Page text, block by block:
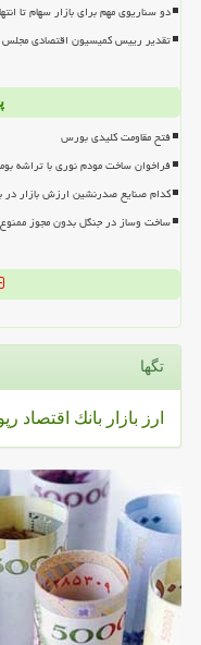
دو سناریوی مهم برای بازار سهام تا
تقدیر رییس کمیسیون اقتصادی مجلس
فتح مقاومت کلیدی بورس
فراخوان ساخت مودم نوری با تراشه
کدام صنایع صدرنشین ارزش بازار در بورس
ساخت وساز در جنگل بدون مجوز
تگها
ارز بازار بانك اقتصاد